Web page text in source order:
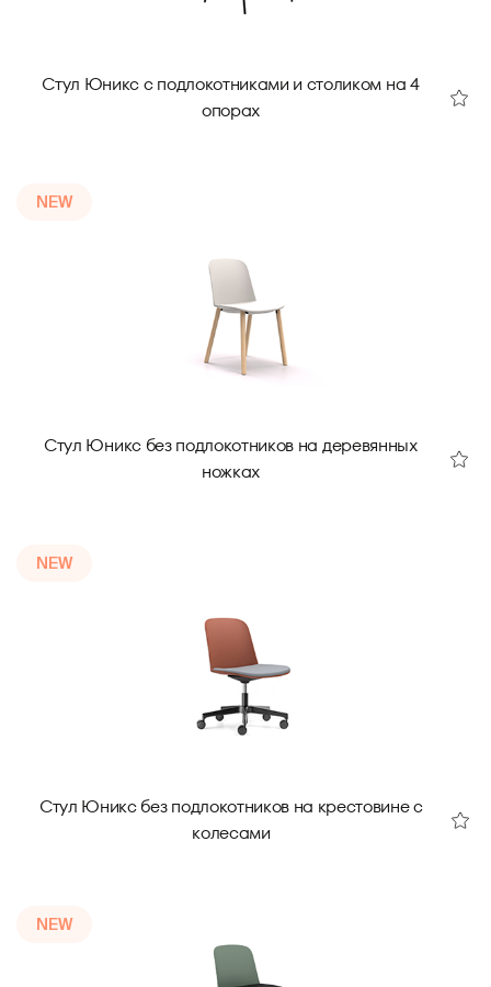
Стул Юникс с подлокотниками и столиком на 4
опорах
NEW
Стул Юникс без подлокотников на деревянных
ножках
NEW
Стул Юникс без подлокотников на крестовине с
колесами
NEW